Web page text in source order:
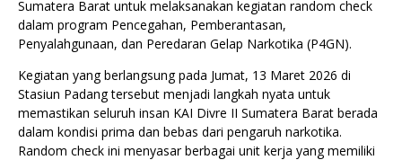
Sumatera Barat untuk melaksanakan kegiatan random check
dalam program Pencegahan, Pemberantasan,
Penyalahgunaan, dan Peredaran Gelap Narkotika (P4GN).
Kegiatan yang berlangsung pada Jumat, 13 Maret 2026 di
Stasiun Padang tersebut menjadi langkah nyata untuk
memastikan seluruh insan KAI Divre II Sumatera Barat berada
dalam kondisi prima dan bebas dari pengaruh narkotika.
Random check ini menyasar berbagai unit kerja yang memiliki